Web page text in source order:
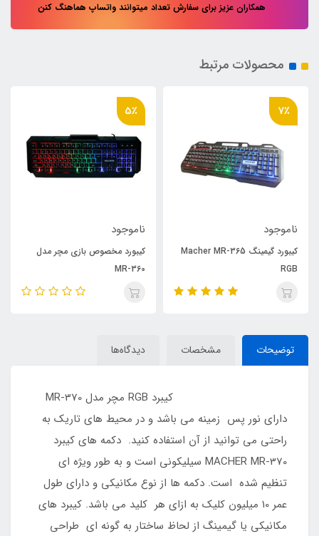
همکاران عزیز برای سفارش تعداد میتوانند واتساپ هماهنگ کنن
محصولات مرتبط
7٪
ناموجود
کیبورد گیمینگ Macher MR-365
RGB
5٪
ناموجود
کیبورد مخصوص بازی مچر مدل
MR-360
توضیحات مشخصات دیدگاه‌ها
کیبرد RGB مچر مدل MR-370
دارای نور پس زمینه می باشد و در محیط های تاریک به
راحتی می توانید از آن استفاده کنید. دکمه های کیبرد
MACHER MR-370 سیلیکونی است و به طور ویژه ای
تنظیم شده است. دکمه ها از نوع مکانیکی و دارای طول
عمر 10 میلیون کلیک به ازای هر کلید می باشد. کیبرد های
مکانیکی یا گیمینگ از لحاظ ساختار به گونه ای طراحی